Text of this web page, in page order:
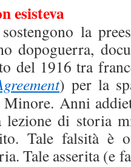
esisteva
la
dopoguerra,
del 1916 tra
) per la
Minore. Anni
lezione di storia
Tale falsità è
Tale asserita (e